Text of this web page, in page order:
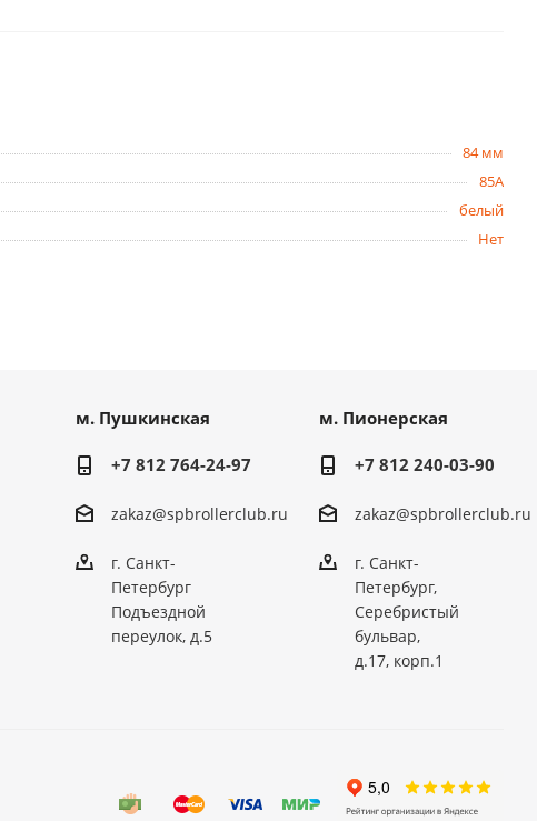
84 мм
85A
белый
Нет
м. Пушкинская
+7 812 764-24-97
zakaz@spbrollerclub.ru
г. Санкт-
Петербург
Подъездной
переулок, д.5
м. Пионерская
+7 812 240-03-90
zakaz@spbrollerclub.ru
г. Санкт-
Петербург,
Серебристый
бульвар,
д.17, корп.1